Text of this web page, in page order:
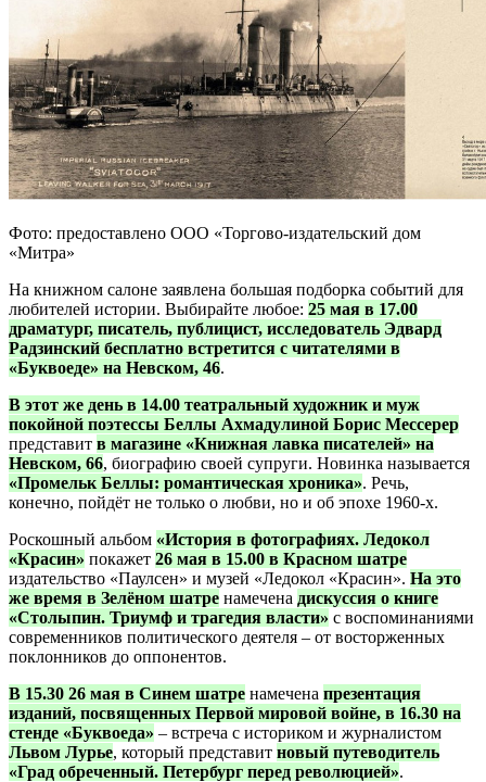
Фото: предоставлено ООО «Торгово-издательский дом
«Митра»
На книжном салоне заявлена большая подборка событий для
любителей истории. Выбирайте любое: 25 мая в 17.00
драматург, писатель, публицист, исследователь Эдвард
Радзинский бесплатно встретится с читателями в
«Буквоеде» на Невском, 46.
В этот же день в 14.00 театральный художник и муж
покойной поэтессы Беллы Ахмадулиной Борис Мессерер
представит в магазине «Книжная лавка писателей» на
Невском, 66, биографию своей супруги. Новинка называется
«Промельк Беллы: романтическая хроника». Речь,
конечно, пойдёт не только о любви, но и об эпохе 1960-х.
Роскошный альбом «История в фотографиях. Ледокол
«Красин» покажет 26 мая в 15.00 в Красном шатре
издательство «Паулсен» и музей «Ледокол «Красин». На это
же время в Зелёном шатре намечена дискуссия о книге
«Столыпин. Триумф и трагедия власти» с воспоминаниями
современников политического деятеля – от восторженных
поклонников до оппонентов.
В 15.30 26 мая в Синем шатре намечена презентация
изданий, посвященных Первой мировой войне, в 16.30 на
стенде «Буквоеда» – встреча с историком и журналистом
Львом Лурье, который представит новый путеводитель
«Град обреченный. Петербург перед революцией».